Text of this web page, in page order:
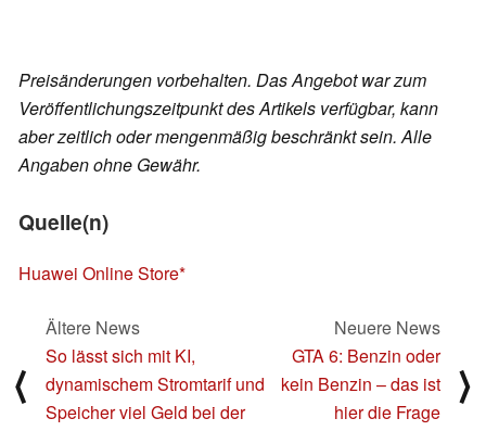
Preisänderungen vorbehalten. Das Angebot war zum
Veröffentlichungszeitpunkt des Artikels verfügbar, kann
aber zeitlich oder mengenmäßig beschränkt sein. Alle
Angaben ohne Gewähr.
Quelle(n)
Huawei Online Store
⟨
Ältere News
So lässt sich mit KI,
dynamischem Stromtarif und
Speicher viel Geld bei der
Neuere News
GTA 6: Benzin oder
kein Benzin – das ist
hier die Frage
⟩